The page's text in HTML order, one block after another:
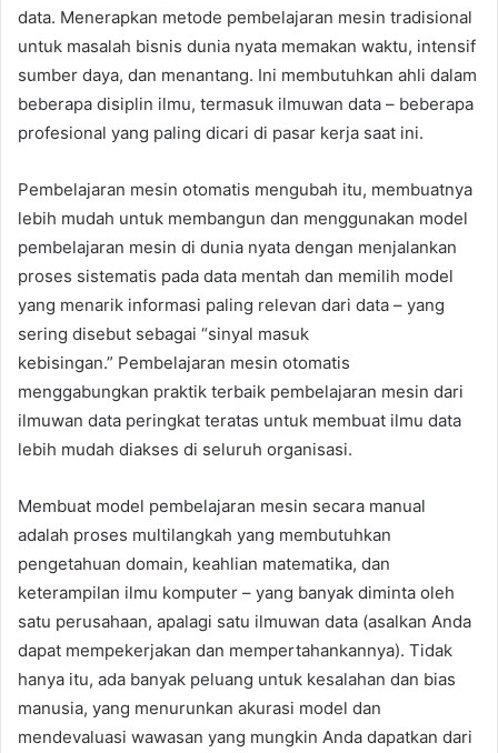
data. Menerapkan metode pembelajaran mesin tradisional
untuk masalah bisnis dunia nyata memakan waktu, intensif
sumber daya, dan menantang. Ini membutuhkan ahli dalam
beberapa disiplin ilmu, termasuk ilmuwan data – beberapa
profesional yang paling dicari di pasar kerja saat ini.
Pembelajaran mesin otomatis mengubah itu, membuatnya
lebih mudah untuk membangun dan menggunakan model
pembelajaran mesin di dunia nyata dengan menjalankan
proses sistematis pada data mentah dan memilih model
yang menarik informasi paling relevan dari data – yang
sering disebut sebagai “sinyal masuk
kebisingan.” Pembelajaran mesin otomatis
menggabungkan praktik terbaik pembelajaran mesin dari
ilmuwan data peringkat teratas untuk membuat ilmu data
lebih mudah diakses di seluruh organisasi.
Membuat model pembelajaran mesin secara manual
adalah proses multilangkah yang membutuhkan
pengetahuan domain, keahlian matematika, dan
keterampilan ilmu komputer – yang banyak diminta oleh
satu perusahaan, apalagi satu ilmuwan data (asalkan Anda
dapat mempekerjakan dan mempertahankannya). Tidak
hanya itu, ada banyak peluang untuk kesalahan dan bias
manusia, yang menurunkan akurasi model dan
mendevaluasi wawasan yang mungkin Anda dapatkan dari